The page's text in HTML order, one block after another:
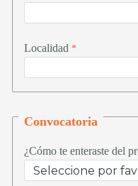
Localidad
Convocatoria
¿Cómo te enteraste del